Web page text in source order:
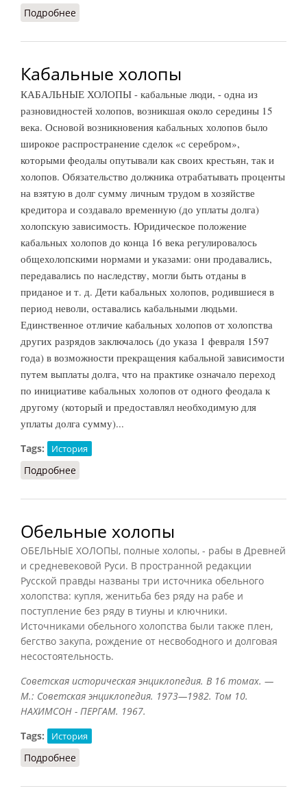
Подробнее
Кабальные холопы
КАБАЛЬНЫЕ ХОЛОПЫ - кабальные люди, - одна из
разновидностей холопов, возникшая около середины 15
века. Основой возникновения кабальных холопов было
широкое распространение сделок «с серебром»,
которыми феодалы опутывали как своих крестьян, так и
холопов. Обязательство должника отрабатывать проценты
на взятую в долг сумму личным трудом в хозяйстве
кредитора и создавало временную (до уплаты долга)
холопскую зависимость. Юридическое положение
кабальных холопов до конца 16 века регулировалось
общехолопскими нормами и указами: они продавались,
передавались по наследству, могли быть отданы в
приданое и т. д. Дети кабальных холопов, родившиеся в
период неволи, оставались кабальными людьми.
Единственное отличие кабальных холопов от холопства
других разрядов заключалось (до указа 1 февраля 1597
года) в возможности прекращения кабальной зависимости
путем выплаты долга, что на практике означало переход
по инициативе кабальных холопов от одного феодала к
другому (который и предоставлял необходимую для
уплаты долга сумму)...
Tags: История
Подробнее
Обельные холопы
ОБЕЛЬНЫЕ ХОЛОПЫ, полные холопы, - рабы в Древней
и средневековой Руси. В пространной редакции
Русской правды названы три источника обельного
холопства: купля, женитьба без ряду на рабе и
поступление без ряду в тиуны и ключники.
Источниками обельного холопства были также плен,
бегство закупа, рождение от несвободного и долговая
несостоятельность.
Советская историческая энциклопедия. В 16 томах. —
М.: Советская энциклопедия. 1973—1982. Том 10.
НАХИМСОН - ПЕРГАМ. 1967.
Tags:
История
Подробнее